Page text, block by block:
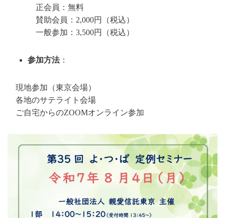
正会員：無料
賛助会員：2,000円（税込）
一般参加：3,500円（税込）
参加方法：
現地参加（東京会場）
各地のサテライト会場
ご自宅からのZOOMオンライン参加